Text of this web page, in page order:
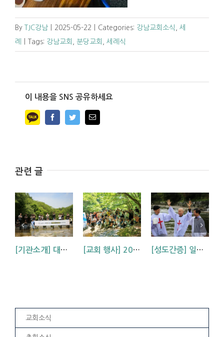
By TJC강남 2025-05-22 Categories: 강남교회소식
세
례
Tags: 강남교회 분당교회 세례식
이 내용을 SNS 공유하세요
FacebookTwitterEmail
관련 글
[기관소개] 대방교회 학생부를 소개합니다. [교회 행사] 2026년 부산교회 봄 세례식 [성도간증] 일생일대의 기회, 세례를 통한 영혼의 구원 (대방교회 장명훈 형제)
교회소식